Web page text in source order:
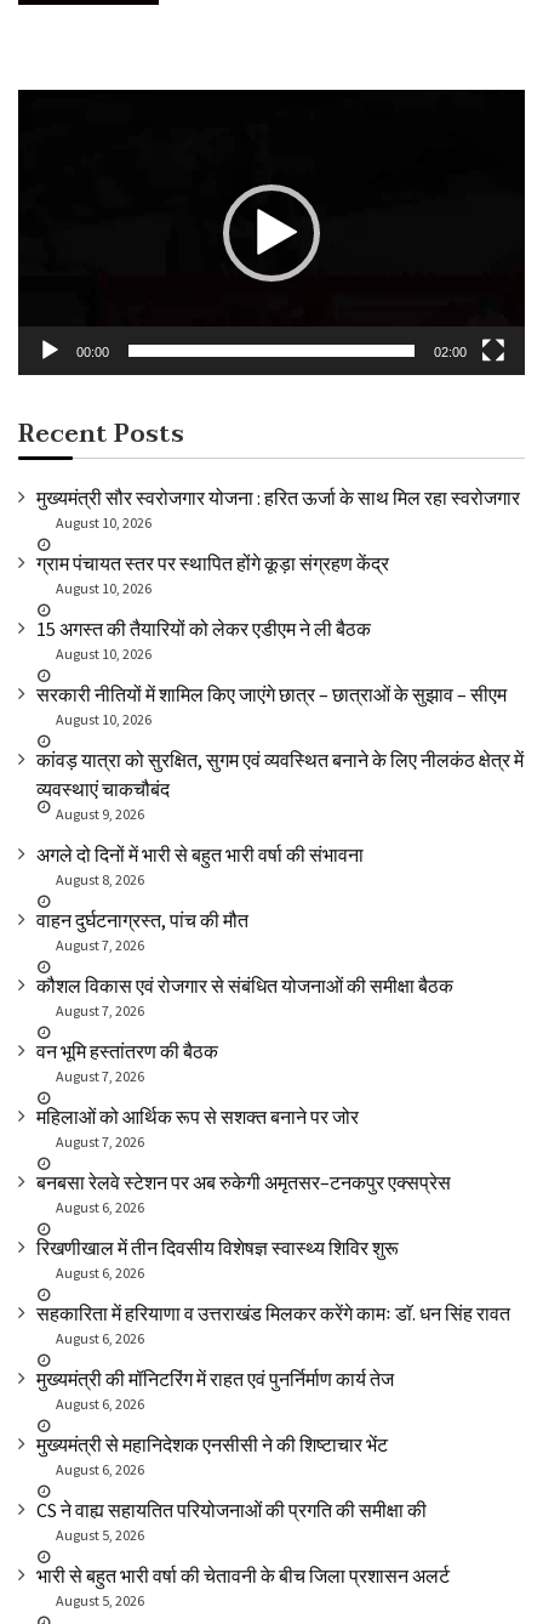
00:00 02:00
Recent Posts
मुख्यमंत्री सौर स्वरोजगार योजना : हरित ऊर्जा के साथ मिल रहा स्वरोजगार
August 10, 2026
ग्राम पंचायत स्तर पर स्थापित होंगे कूड़ा संग्रहण केंद्र
August 10, 2026
15 अगस्त की तैयारियों को लेकर एडीएम ने ली बैठक
August 10, 2026
सरकारी नीतियों में शामिल किए जाएंगे छात्र – छात्राओं के सुझाव – सीएम
August 10, 2026
कांवड़ यात्रा को सुरक्षित, सुगम एवं व्यवस्थित बनाने के लिए नीलकंठ क्षेत्र में
व्यवस्थाएं चाकचौबंद
August 9, 2026
अगले दो दिनों में भारी से बहुत भारी वर्षा की संभावना
August 8, 2026
वाहन दुर्घटनाग्रस्त, पांच की मौत
August 7, 2026
कौशल विकास एवं रोजगार से संबंधित योजनाओं की समीक्षा बैठक
August 7, 2026
वन भूमि हस्तांतरण की बैठक
August 7, 2026
महिलाओं को आर्थिक रूप से सशक्त बनाने पर जोर
August 7, 2026
बनबसा रेलवे स्टेशन पर अब रुकेगी अमृतसर–टनकपुर एक्सप्रेस
August 6, 2026
रिखणीखाल में तीन दिवसीय विशेषज्ञ स्वास्थ्य शिविर शुरू
August 6, 2026
सहकारिता में हरियाणा व उत्तराखंड मिलकर करेंगे कामः डाॅ. धन सिंह रावत
August 6, 2026
मुख्यमंत्री की मॉनिटरिंग में राहत एवं पुनर्निर्माण कार्य तेज
August 6, 2026
मुख्यमंत्री से महानिदेशक एनसीसी ने की शिष्टाचार भेंट
August 6, 2026
CS ने वाह्य सहायतित परियोजनाओं की प्रगति की समीक्षा की
August 5, 2026
भारी से बहुत भारी वर्षा की चेतावनी के बीच जिला प्रशासन अलर्ट
August 5, 2026